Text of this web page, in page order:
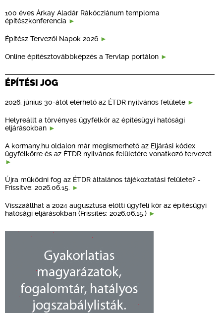
100 éves Árkay Aladár Rákócziánum temploma
építészkonferencia
Építész Tervezői Napok 2026
Online építésztovábbképzés a Tervlap portálon
ÉPÍTÉSI JOG
2026. június 30-ától elérhető az ÉTDR nyilvános felülete
Helyreállt a törvényes ügyfélkör az építésügyi hatósági
eljárásokban
A kormany.hu oldalon már megismerhető az Eljárási kódex
ügyfélkörre és az ÉTDR nyilvános felületére vonatkozó tervezet
Újra működni fog az ÉTDR általános tájékoztatási felülete? -
Frissítve: 2026.06.15.
Visszaállhat a 2024 augusztusa előtti ügyféli kör az építésügyi
hatósági eljárásokban (Frissítés: 2026.06.15.)